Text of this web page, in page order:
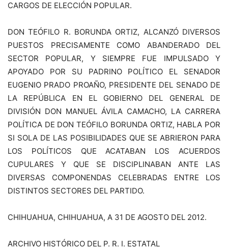
CARGOS DE ELECCIÓN POPULAR.
DON TEÓFILO R. BORUNDA ORTIZ, ALCANZÓ DIVERSOS
PUESTOS PRECISAMENTE COMO ABANDERADO DEL
SECTOR POPULAR, Y SIEMPRE FUE IMPULSADO Y
APOYADO POR SU PADRINO POLÍTICO EL SENADOR
EUGENIO PRADO PROAÑO, PRESIDENTE DEL SENADO DE
LA REPÚBLICA EN EL GOBIERNO DEL GENERAL DE
DIVISIÓN DON MANUEL ÁVILA CAMACHO, LA CARRERA
POLÍTICA DE DON TEÓFILO BORUNDA ORTIZ, HABLA POR
SI SOLA DE LAS POSIBILIDADES QUE SE ABRIERON PARA
LOS POLÍTICOS QUE ACATABAN LOS ACUERDOS
CUPULARES Y QUE SE DISCIPLINABAN ANTE LAS
DIVERSAS COMPONENDAS CELEBRADAS ENTRE LOS
DISTINTOS SECTORES DEL PARTIDO.
CHIHUAHUA, CHIHUAHUA, A 31 DE AGOSTO DEL 2012.
ARCHIVO HISTÓRICO DEL P. R. I. ESTATAL